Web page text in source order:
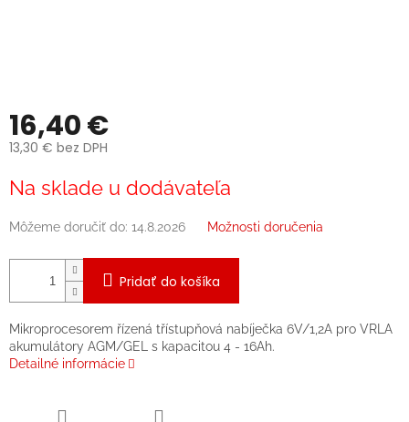
16,40 €
13,30 € bez DPH
cena:
Na sklade u dodávateľa
Môžeme doručiť do: 14.8.2026 Možnosti doručenia
Pridať do košíka
Mikroprocesorem řízená třístupňová nabíječka 6V/1,2A pro VRLA
akumulátory AGM/GEL s kapacitou 4 - 16Ah.
Detailné informácie